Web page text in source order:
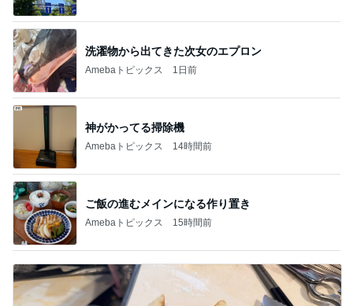
洗濯物から出てきた次女のエプロン
Amebaトピックス 1日前
神がかってる掃除機
Amebaトピックス 14時間前
ご飯の進むメインになる作り置き
Amebaトピックス 15時間前